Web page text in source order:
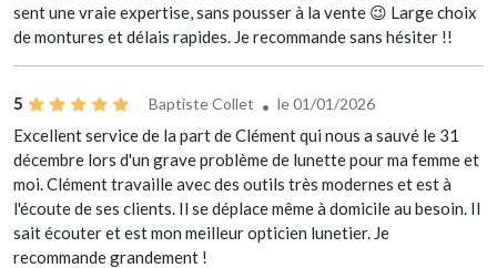
sent une vraie expertise, sans pousser à la vente 😉 Large choix
de montures et délais rapides. Je recommande sans hésiter !!
5 Baptiste Collet le 01/01/2026
Excellent service de la part de Clément qui nous a sauvé le 31
décembre lors d'un grave problème de lunette pour ma femme et
moi. Clément travaille avec des outils très modernes et est à
l'écoute de ses clients. Il se déplace même à domicile au besoin. Il
sait écouter et est mon meilleur opticien lunetier. Je
recommande grandement !